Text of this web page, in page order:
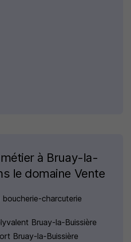
à Bruay-la-
le domaine Vente
boucherie-charcuterie
Bruay-la-Buissière
Bruay-la-Buissière